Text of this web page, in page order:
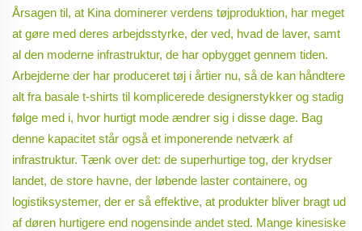
Årsagen til, at Kina dominerer verdens tøjproduktion, har meget
at gøre med deres arbejdsstyrke, der ved, hvad de laver, samt
al den moderne infrastruktur, de har opbygget gennem tiden.
Arbejderne der har produceret tøj i årtier nu, så de kan håndtere
alt fra basale t-shirts til komplicerede designerstykker og stadig
følge med i, hvor hurtigt mode ændrer sig i disse dage. Bag
denne kapacitet står også et imponerende netværk af
infrastruktur. Tænk over det: de superhurtige tog, der krydser
landet, de store havne, der løbende laster containere, og
logistiksystemer, der er så effektive, at produkter bliver bragt ud
af døren hurtigere end nogensinde andet sted. Mange kinesiske